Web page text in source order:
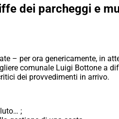
dei parcheggi e
– per ora genericamente, in
comunale Luigi Bottone a
dei provvedimenti in arrivo.
;